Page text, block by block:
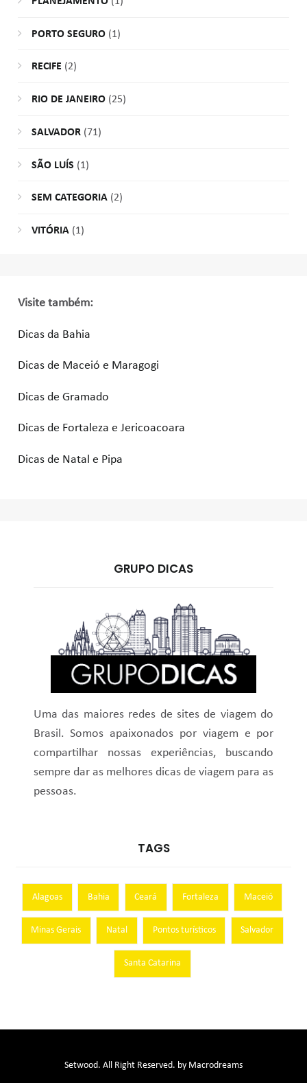
PORTO SEGURO(1)
RECIFE (2)
RIO DE JANEIRO(25)
SALVADOR(71)
SÃO LUÍS (1)
SEM CATEGORIA(2)
VITÓRIA(1)
Visite também:
Dicas da Bahia
Dicas de Maceió e Maragogi
Dicas de Gramado
Dicas de Fortaleza e Jericoacoara
Dicas de Natal e Pipa
GRUPO DICAS
Uma das maiores redes de sites de viagem do
Brasil. Somos apaixonados por viagem e por
compartilhar nossas experiências, buscando
sempre dar as melhores dicas de viagem para as
pessoas.
TAGS
Alagoas Bahia Ceará Fortaleza Maceió
Minas Gerais Natal Pontos turísticos Salvador
Santa Catarina
Setwood. All Right Reserved. by Macrodreams